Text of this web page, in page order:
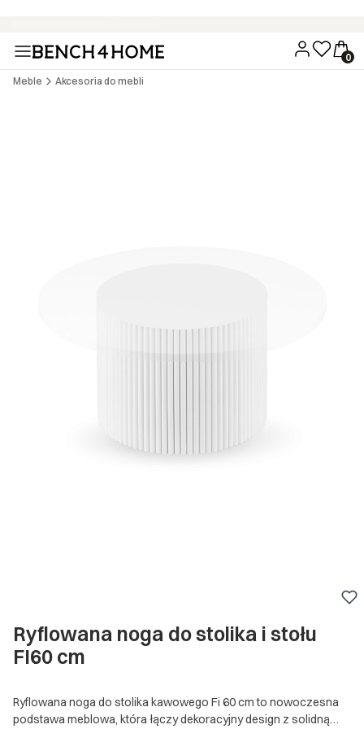
Meble Akcesoria do mebli
Ryflowana noga do stolika i stołu
FI60 cm
Ryflowana noga do stolika kawowego Fi 60 cm to nowoczesna
podstawa meblowa, która łączy dekoracyjny design z solidną